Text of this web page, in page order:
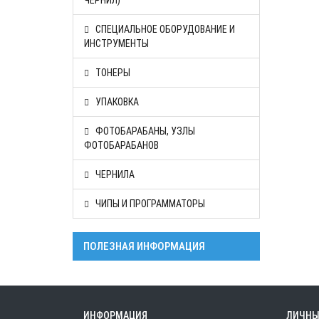
СПЕЦИАЛЬНОЕ ОБОРУДОВАНИЕ И
ИНСТРУМЕНТЫ
ТОНЕРЫ
УПАКОВКА
ФОТОБАРАБАНЫ, УЗЛЫ
ФОТОБАРАБАНОВ
ЧЕРНИЛА
ЧИПЫ И ПРОГРАММАТОРЫ
ПОЛЕЗНАЯ ИНФОРМАЦИЯ
ИНФОРМАЦИЯ